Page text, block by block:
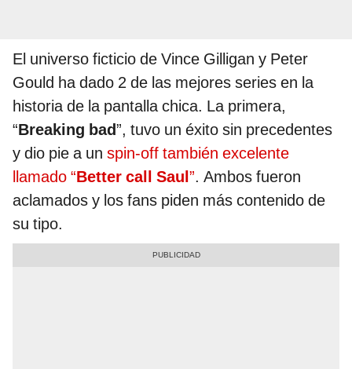
El universo ficticio de Vince Gilligan y Peter
Gould ha dado 2 de las mejores series en la
historia de la pantalla chica. La primera,
“Breaking bad”, tuvo un éxito sin precedentes
y dio pie a un spin-off también excelente
llamado “Better call Saul”. Ambos fueron
aclamados y los fans piden más contenido de
su tipo.